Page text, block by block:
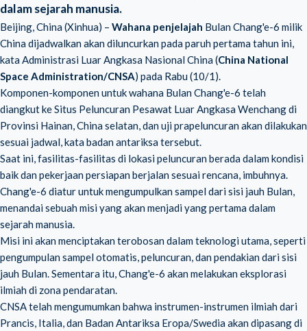
dalam sejarah manusia.
Beijing, China (Xinhua) – Wahana penjelajah Bulan Chang'e-6 milik
China dijadwalkan akan diluncurkan pada paruh pertama tahun ini,
kata Administrasi Luar Angkasa Nasional China (China National
Space Administration/CNSA) pada Rabu (10/1).
Komponen-komponen untuk wahana Bulan Chang'e-6 telah
diangkut ke Situs Peluncuran Pesawat Luar Angkasa Wenchang di
Provinsi Hainan, China selatan, dan uji prapeluncuran akan dilakukan
sesuai jadwal, kata badan antariksa tersebut.
Saat ini, fasilitas-fasilitas di lokasi peluncuran berada dalam kondisi
baik dan pekerjaan persiapan berjalan sesuai rencana, imbuhnya.
Chang'e-6 diatur untuk mengumpulkan sampel dari sisi jauh Bulan,
menandai sebuah misi yang akan menjadi yang pertama dalam
sejarah manusia.
Misi ini akan menciptakan terobosan dalam teknologi utama, seperti
pengumpulan sampel otomatis, peluncuran, dan pendakian dari sisi
jauh Bulan. Sementara itu, Chang'e-6 akan melakukan eksplorasi
ilmiah di zona pendaratan.
CNSA telah mengumumkan bahwa instrumen-instrumen ilmiah dari
Prancis, Italia, dan Badan Antariksa Eropa/Swedia akan dipasang di